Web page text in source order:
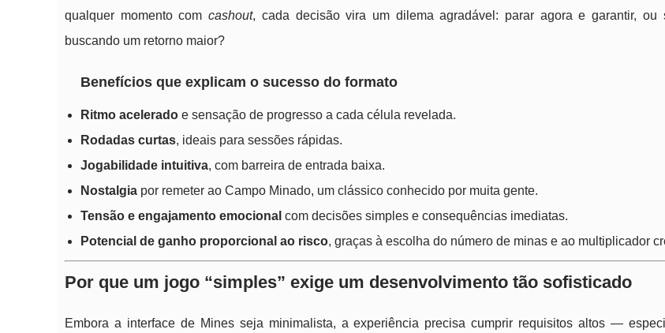
qualquer momento comcashout, cada decisão vira um dilema agradável: parar agora e garantir, ou
buscando um retorno maior?
Benefícios que explicam o sucesso do formato
Ritmo acelerado e sensação de progresso a cada célula revelada.
Rodadas curtas, ideais para sessões rápidas.
Jogabilidade intuitiva, com barreira de entrada baixa.
Nostalgia por remeter ao Campo Minado, um clássico conhecido por muita gente.
Tensão e engajamento emocional com decisões simples e consequências imediatas.
Potencial de ganho proporcional ao risco, graças à escolha do número de minas e ao multiplicador
Por que um jogo “simples” exige um desenvolvimento tão sofisticado
Embora a interface de Mines seja minimalista, a experiência precisa cumprir requisitos altos —